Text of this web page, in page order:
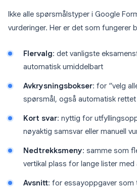
Ikke alle spørsmålstyper i Google
vurderinger. Her er det som fungerer
Flervalg: det vanligste
automatisk umiddelbart
Avkrysningsbokser: for “velg
spørsmål, også automatisk rettet
Kort svar: nyttig for
nøyaktig samsvar eller manuell
Nedtrekksmeny: samme som
vertikal plass for lange lister med
Avsnitt: for essayoppgaver som